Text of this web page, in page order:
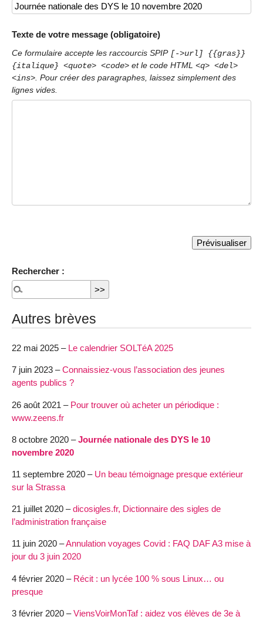
Texte de votre message (obligatoire)
Ce formulaire accepte les raccourcis SPIP [->url] {{gras}}
{italique} <quote> <code> et le code HTML <q> <del>
<ins> . Pour créer des paragraphes, laissez simplement des
lignes vides.
Rechercher :
Autres brèves
22 mai 2025 – Le calendrier SOLTéA 2025
7 juin 2023 –Connaissiez-vous l’association des jeunes
agents publics ?
26 août 2021 – Pour trouver où acheter un périodique :
www.zeens.fr
8 octobre 2020 –Journée nationale des DYS le 10
novembre 2020
11 septembre 2020 – Un beau témoignage presque extérieur
sur la Strassa
21 juillet 2020 –dicosigles.fr, Dictionnaire des sigles de
l’administration française
11 juin 2020 –Annulation voyages Covid : FAQ DAF A3 mise à
jour du 3 juin 2020
4 février 2020 – Récit : un lycée 100 % sous Linux… ou
presque
3 février 2020 –ViensVoirMonTaf : aidez vos élèves de 3e à